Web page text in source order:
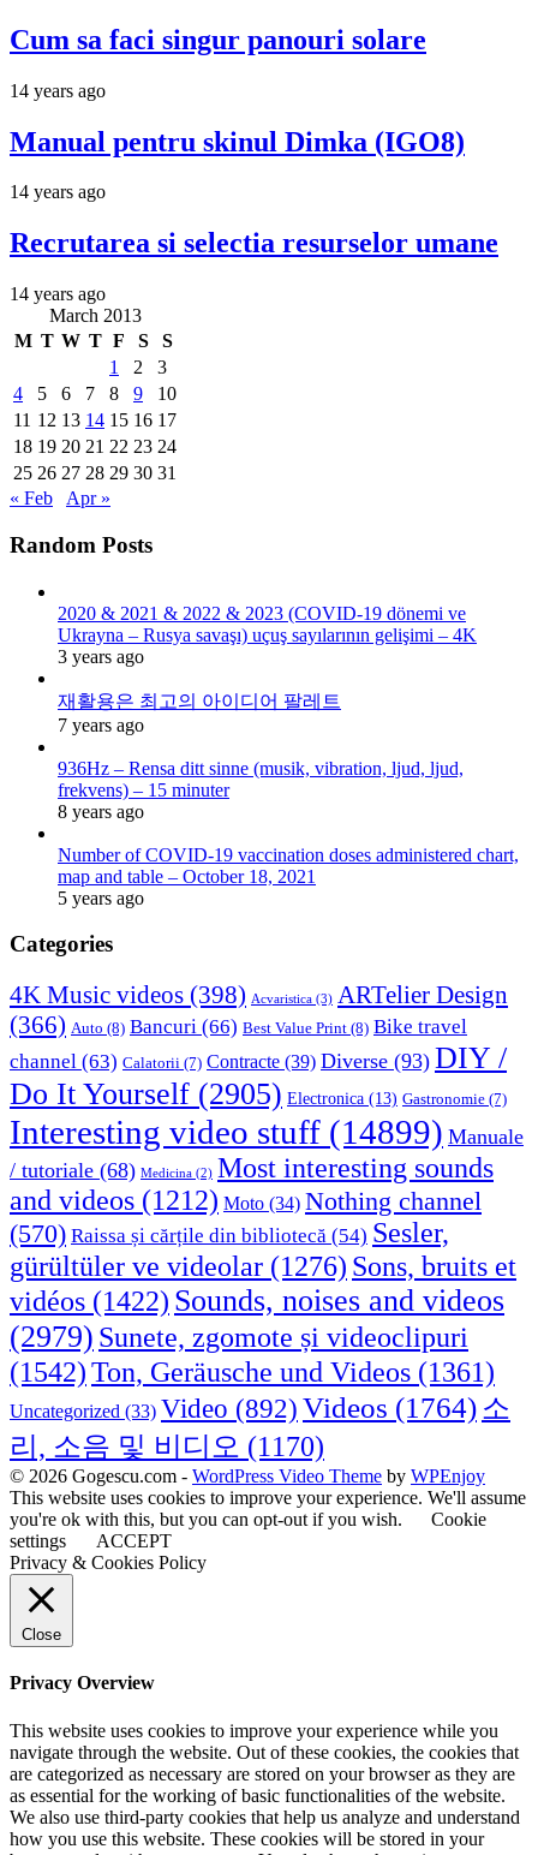
Cum sa faci singur panouri solare
14 years ago
Manual pentru skinul Dimka (IGO8)
14 years ago
Recrutarea si selectia resurselor umane
14 years ago
March 2013
M T W T F S
S
1
2
3
4
5 6 7 8 9
10
11 12 13 14 15 16 17
18 19 20 21 22 23 24
25 26 27 28 29 30 31
« Feb
Apr »
Random Posts
2020 & 2021 & 2022 & 2023 (COVID-19 dönemi ve
Ukrayna – Rusya savaşı) uçuş sayılarının gelişimi – 4K
3 years ago
재활용은 최고의 아이디어 팔레트
7 years ago
936Hz – Rensa ditt sinne (musik, vibration, ljud, ljud,
frekvens) – 15 minuter
8 years ago
Number of COVID-19 vaccination doses administered chart,
map and table – October 18, 2021
5 years ago
Categories
4K Music videos (398) Acvaristica (3) ARTelier Design
(366) Auto (8) Bancuri (66) Best Value Print (8) Bike travel
channel (63) Calatorii (7) Contracte (39) Diverse (93) DIY /
Do It Yourself (2905) Electronica (13) Gastronomie (7)
Interesting video stuff (14899) Manuale
/ tutoriale (68) Medicina (2) Most interesting sounds
and videos (1212) Moto (34) Nothing channel
(570) Raissa și cărțile din bibliotecă (54) Sesler,
gürültüler ve videolar (1276) Sons, bruits et
vidéos (1422) Sounds, noises and videos
(2979) Sunete, zgomote și videoclipuri
(1542)Ton, Geräusche und Videos (1361)
Uncategorized (33) Video (892)Videos (1764) 소
리, 소음 및 비디오 (1170)
© 2026 Gogescu.com - WordPress Video Theme by WPEnjoy
This website uses cookies to improve your experience. We'll assume
you're ok with this, but you can opt-out if you wish.
Cookie
settings
ACCEPT
Privacy & Cookies Policy
Close
Privacy Overview
This website uses cookies to improve your experience while you
navigate through the website. Out of these cookies, the cookies that
are categorized as necessary are stored on your browser as they are
as essential for the working of basic functionalities of the website.
We also use third-party cookies that help us analyze and understand
how you use this website. These cookies will be stored in your